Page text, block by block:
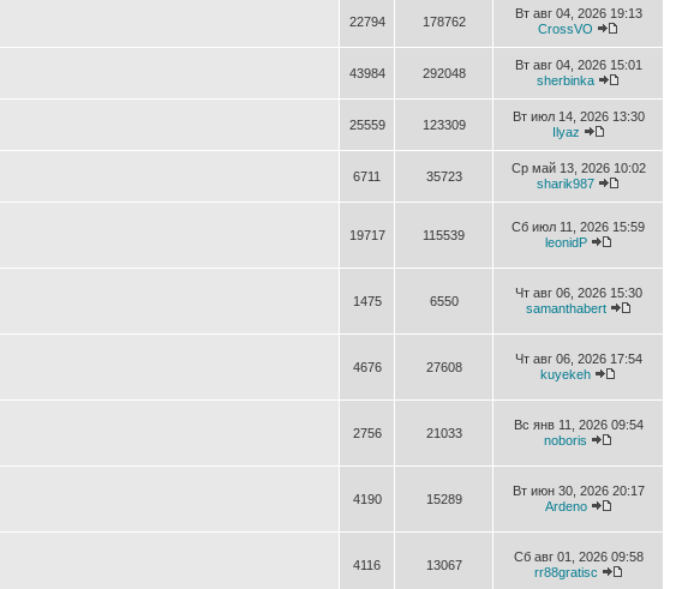
22794 178762
Вт авг 04, 2026 19:13
CrossVO
43984 292048
Вт авг 04, 2026 15:01
sherbinka
25559 123309
Вт июл 14, 2026 13:30
Ilyaz
6711 35723
Ср май 13, 2026 10:02
sharik987
19717 115539
Сб июл 11, 2026 15:59
leonidP
1475 6550
Чт авг 06, 2026 15:30
samanthabert
4676 27608
Чт авг 06, 2026 17:54
kuyekeh
2756 21033
Вс янв 11, 2026 09:54
noboris
4190 15289
Вт июн 30, 2026 20:17
Ardeno
4116 13067
Сб авг 01, 2026 09:58
rr88gratisc